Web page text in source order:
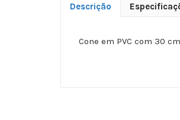
Descrição
Cone em PVC com 30